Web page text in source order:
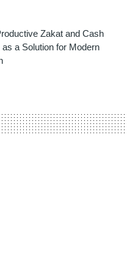
Zakat and Cash
a Solution for Modern